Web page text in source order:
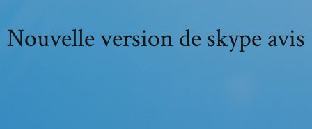
Nouvelle version de skype avis